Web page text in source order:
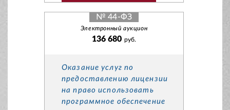
№ 44-ФЗ
Электронный аукцион
136 680 руб.
Оказание услуг по
предоставлению лицензии
на право использовать
программное обеспечение